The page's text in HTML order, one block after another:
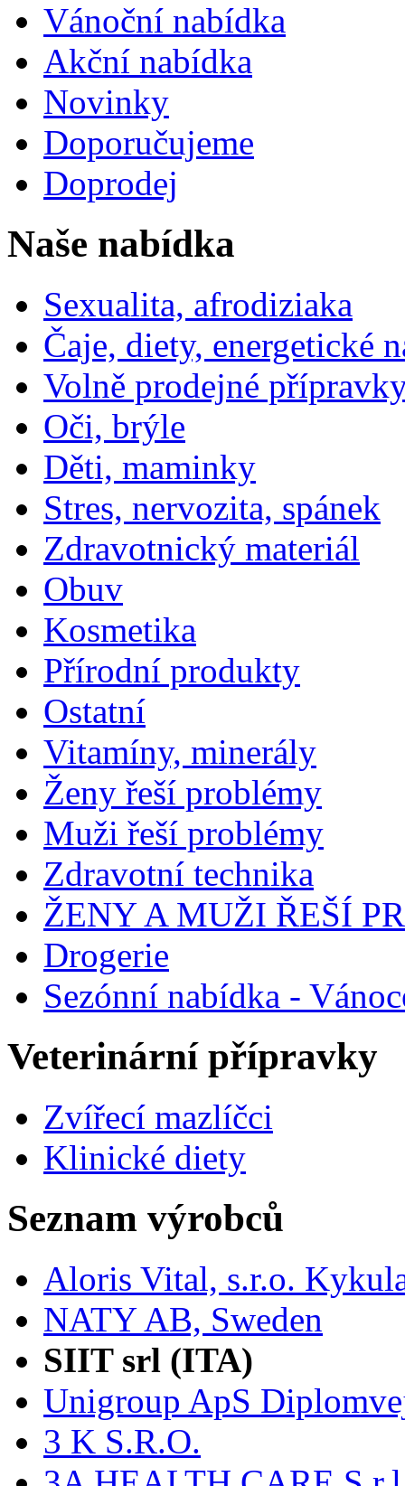
Vánoční nabídka
Akční nabídka
Novinky
Doporučujeme
Doprodej
Naše nabídka
Sexualita, afrodiziaka
Čaje, diety, energetické
Volně prodejné
Oči, brýle
Děti, maminky
Stres, nervozita, spánek
Zdravotnický materiál
Obuv
Kosmetika
Přírodní produkty
Ostatní
Vitamíny, minerály
Ženy řeší problémy
Muži řeší problémy
Zdravotní technika
ŽENY A MUŽI ŘEŠÍ
Drogerie
Sezónní nabídka -
Veterinární přípravky
Zvířecí mazlíčci
Klinické diety
Seznam výrobců
Aloris Vital, s.r.o.
NATY AB, Sweden
SIIT srl (ITA)
Unigroup ApS
3 K S.R.O.